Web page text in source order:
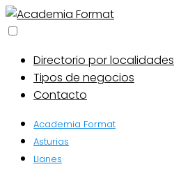
Directorio por localidades
Tipos de negocios
Contacto
Academia Format
Asturias
Llanes